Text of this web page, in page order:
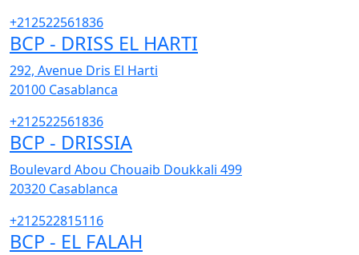
+212522561836
BCP - DRISS EL HARTI
292, Avenue Dris El Harti
20100 Casablanca
+212522561836
BCP - DRISSIA
Boulevard Abou Chouaib Doukkali 499
20320 Casablanca
+212522815116
BCP - EL FALAH